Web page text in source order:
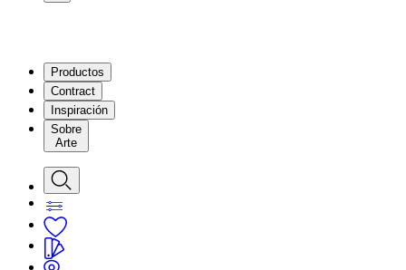
Productos
Contract
Inspiración
Sobre
Arte